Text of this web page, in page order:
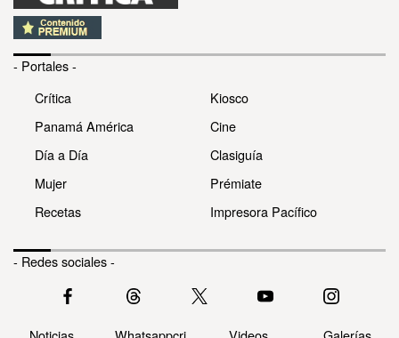
- Portales -
Crítica
Panamá América
Día a Día
Mujer
Recetas
Kiosco
Cine
Clasiguía
Prémiate
Impresora Pacífico
- Redes sociales -